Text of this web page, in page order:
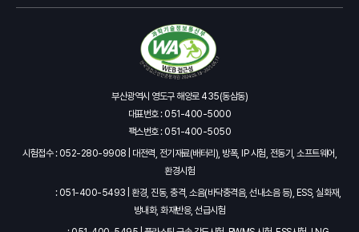
부산광역시 영도구 해양로 435(동삼동)
대표번호 : 051-400-5000
팩스번호 : 051-400-5050
시험접수 : 052-280-9908 | 대전력, 전기재료(배터리), 방폭, IP 시험, 전동기, 소프트웨어,
환경시험
: 051-400-5493 | 환경, 진동, 충격, 소음(바닥충격음, 선내소음 등), ESS, 실화재,
방내화, 화재반응, 선급시험